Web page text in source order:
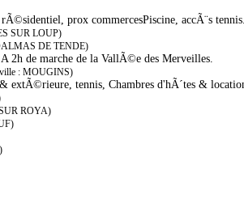
prox commercesPiscine, accÃ¨s
SUR LOUP)
DE TENDE)
2h de marche de la VallÃ©e des Merveilles.
ville : MOUGINS)
extÃ©rieure, tennis, Chambres d'hÃ´tes &
ROYA)